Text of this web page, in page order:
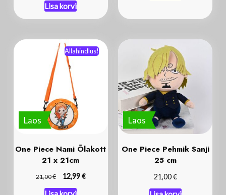
Lisa korvi
Laos
Allahindlus!
One Piece Nami Õlakott
21 x 21cm
21,00€ 12,99€
Laos
One Piece Pehmik Sanji
25 cm
21,00€